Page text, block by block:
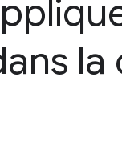
la